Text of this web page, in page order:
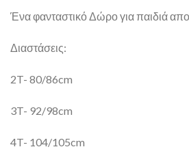
Ένα φανταστικό Δώρο για παιδιά
Διαστάσεις:
2T- 80/86cm
3T- 92/98cm
4T- 104/105cm